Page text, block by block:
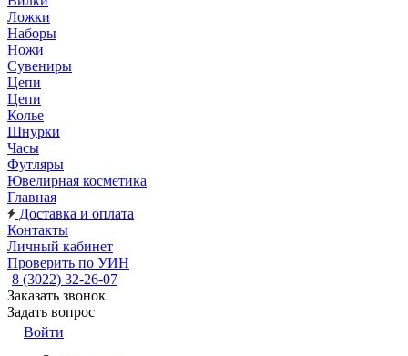
Ложки
Наборы
Ножи
Сувениры
Цепи
Цепи
Колье
Шнурки
Часы
Футляры
Ювелирная косметика
Главная
Доставка и оплата
Контакты
Личный кабинет
Проверить по УИН
8 (3022) 32-26-07
Заказать звонок
Задать вопрос
Войти